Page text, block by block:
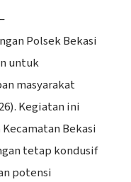
–
Polsek Bekasi
untuk
masyarakat
Kegiatan ini
Bekasi
tetap kondusif
potensi